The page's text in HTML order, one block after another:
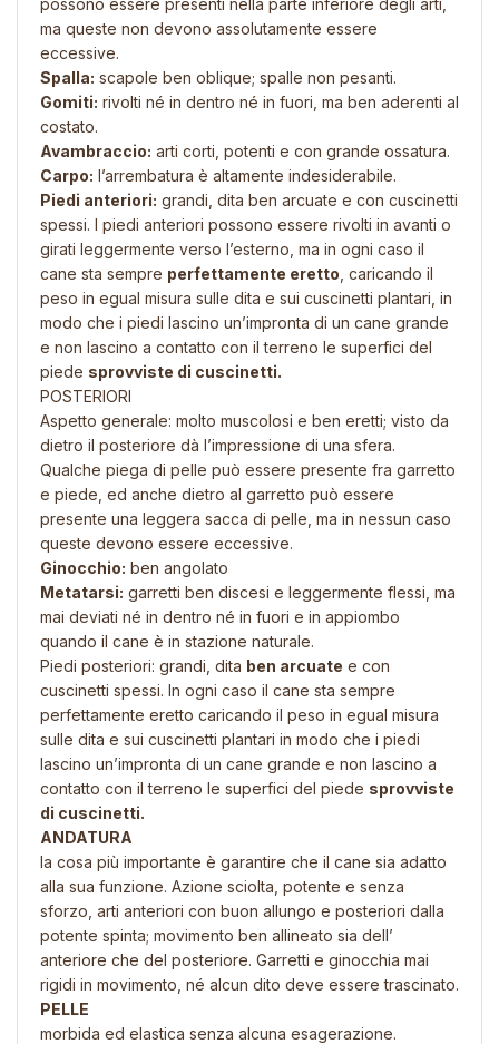
ma queste non devono assolutamente essere
eccessive.
Spalla: scapole ben oblique; spalle non pesanti.
Gomiti: rivolti né in dentro né in fuori, ma ben aderenti al
costato.
Avambraccio: arti corti, potenti e con grande ossatura.
Carpo: l’arrembatura è altamente indesiderabile.
Piedi anteriori: grandi, dita ben arcuate e con cuscinetti
spessi. I piedi anteriori possono essere rivolti in avanti o
girati leggermente verso l’esterno, ma in ogni caso il
cane sta sempre perfettamente eretto , caricando il
peso in egual misura sulle dita e sui cuscinetti plantari, in
modo che i piedi lascino un’impronta di un cane grande
e non lascino a contatto con il terreno le superfici del
piede sprovviste di cuscinetti.
POSTERIORI
Aspetto generale: molto muscolosi e ben eretti; visto da
dietro il posteriore dà l’impressione di una sfera.
Qualche piega di pelle può essere presente fra garretto
e piede, ed anche dietro al garretto può essere
presente una leggera sacca di pelle, ma in nessun caso
queste devono essere eccessive.
Ginocchio: ben angolato
Metatarsi: garretti ben discesi e leggermente flessi, ma
mai deviati né in dentro né in fuori e in appiombo
quando il cane è in stazione naturale.
Piedi posteriori: grandi, dita ben arcuate e con
cuscinetti spessi. In ogni caso il cane sta sempre
perfettamente eretto caricando il peso in egual misura
sulle dita e sui cuscinetti plantari in modo che i piedi
lascino un’impronta di un cane grande e non lascino a
contatto con il terreno le superfici del piede sprovviste
di cuscinetti.
ANDATURA
la cosa più importante è garantire che il cane sia adatto
alla sua funzione. Azione sciolta, potente e senza
sforzo, arti anteriori con buon allungo e posteriori dalla
potente spinta; movimento ben allineato sia dell’
anteriore che del posteriore. Garretti e ginocchia mai
rigidi in movimento, né alcun dito deve essere trascinato.
PELLE
morbida ed elastica senza alcuna esagerazione.